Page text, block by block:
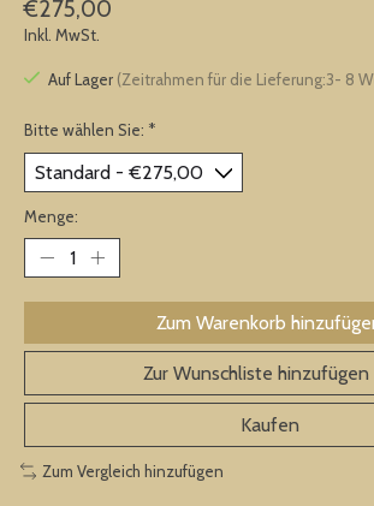
€275,00
Inkl. MwSt.
Auf Lager (Zeitrahmen für die Lieferung:3- 8
Bitte wählen Sie: *
Menge:
Zum Warenkorb
Zur Wunschliste hinzufügen
Kaufen
Zum Vergleich hinzufügen